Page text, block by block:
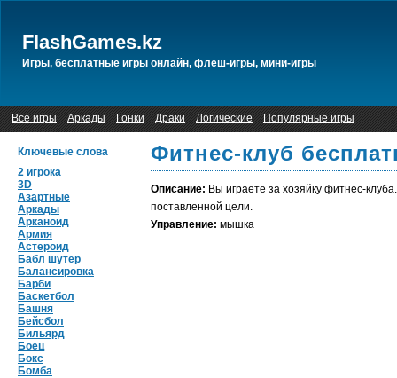
FlashGames.kz
Игры, бесплатные игры онлайн, флеш-игры, мини-игры
Все игры Аркады Гонки Драки Логические Популярные игры
Ключевые слова
2 игрока
3D
Азартные
Аркады
Арканоид
Армия
Астероид
Бабл шутер
Балансировка
Барби
Баскетбол
Башня
Бейсбол
Бильярд
Боец
Бокс
Бомба
Фитнес-клуб
Описание: Вы играете за хозяйку фитнес-
поставленной цели.
Управление: мышка